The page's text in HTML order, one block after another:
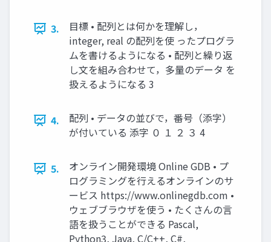
3.
目標 • 配列とは何かを理解し，
integer, real の配列を使 ったプログラ
ムを書けるようになる • 配列と繰り返
し文を組み合わせて，多量のデータ を
扱えるようになる 3
4.
配列 • データの並びで，番号（添字）
が付いている 添字 ０ １ ２ ３ 4
5.
オンライン開発環境 Online GDB • プ
ログラミングを行えるオンラインのサ
ービス https://www.onlinegdb.com •
ウェブブラウザを使う • たくさんの言
語を扱うことができる Pascal,
Python3, Java, C/C++, C#,